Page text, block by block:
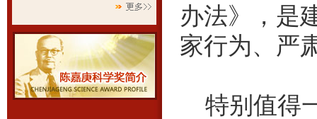
办法》，是
家行为、严
特别值得